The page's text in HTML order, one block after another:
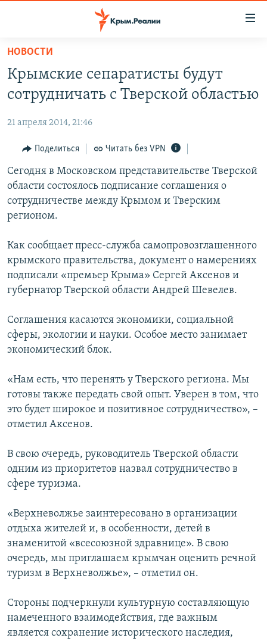
Вернуться
основному
содержанию
Вернутся
навигации
Вернутся
поиску
СПЕЦПРОЕКТЫ
КАРТА ВОЕННЫХ ОБЪЕКТОВ КРЫМА
11 ЛЕТ ОККУПАЦИИ КРЫМА. 11 ИСТОРИЙ СОПРОТИВЛЕНИЯ
ВОДА
ИСТОРИЯ
ЕЩЕ
ИНТЕРАКТИВ
ТЕЛЕПРОЕКТ КРЫМ.РЕАЛИИ
ПРОПАВШИЕ БЕЗ ВЕСТИ
ПОБЕДИТЕЛЕЙ НЕ СУДЯТ?
ELIFBE
УКРАИНСКАЯ ПРОБЛЕМА КРЫМА
РАДІО СВОБОДА
КАК ОБОЙТИ БЛОКИРОВКУ
Qırımtatar
ПРИСОЕДИНЯЙТЕСЬ!
НОВОСТИ
Крымские сепаратисты будут
сотрудничать с Тверской областью
21 апреля 2014, 21:46
Поделиться Читать без VPN
Сегодня в Московском представительстве Тверской
области состоялось подписание соглашения о
сотрудничестве между Крымом и Тверским
регионом.
Как сообщает пресс-служба самопровозглашенного
крымского правительства, документ о намерениях
подписали «премьер Крыма» Сергей Аксенов и
губернатор Тверской области Андрей Шевелев.
Соглашения касаются экономики, социальной
сферы, экологии и науки. Особое место занимает
экономический блок.
«Нам есть, что перенять у Тверского региона. Мы
готовы также передать свой опыт. Уверен в том, что
это будет широкое и позитивное сотрудничество», –
отметил Аксенов.
В свою очередь, руководитель Тверской области
одним из приоритетов назвал сотрудничество в
сфере туризма.
«Верхневолжье заинтересовано в организации
отдыха жителей и, в особенности, детей в
знаменитой «всесоюзной здравнице». В свою
очередь, мы приглашаем крымчан оценить речной
туризм в Верхневолжье», – отметил он.
Стороны подчеркнули культурную составляющую
намеченного взаимодействия, где важным
является сохранение исторического наследия,